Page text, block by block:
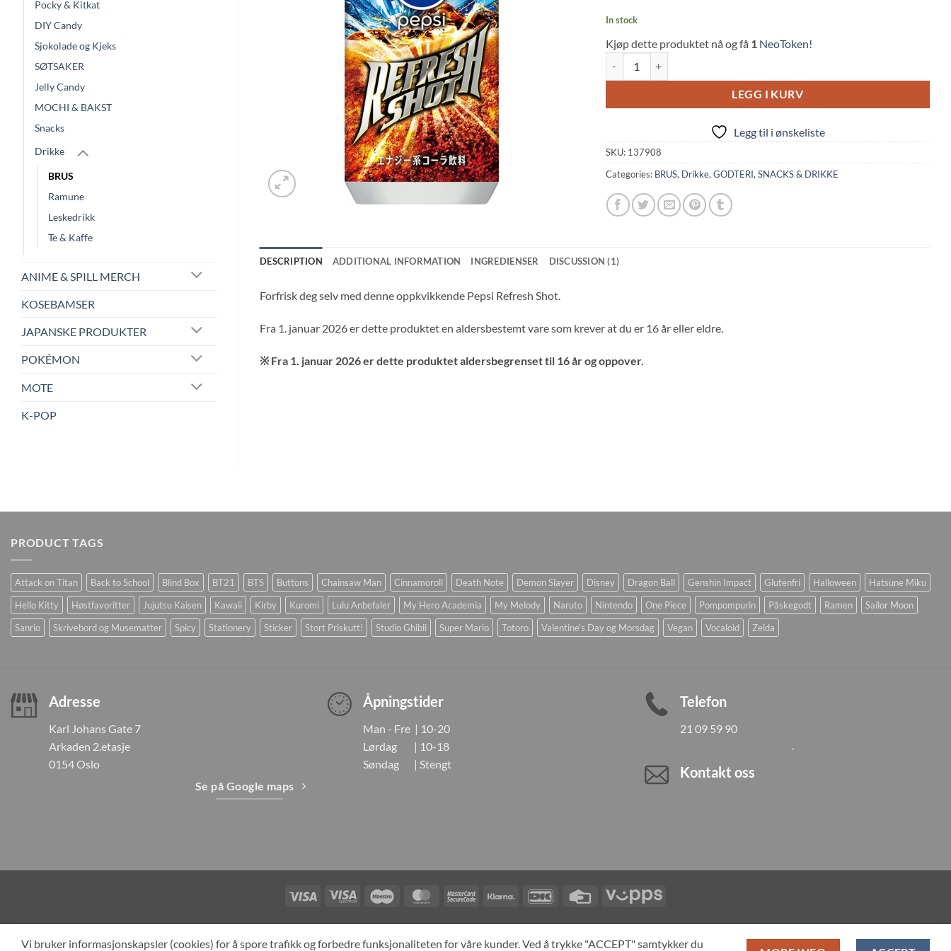
Pocky & Kitkat
DIY Candy
Sjokolade og Kjeks
SØTSAKER
Jelly Candy
MOCHI & BAKST
Snacks
Drikke
BRUS
Ramune
Leskedrikk
Te & Kaffe
ANIME & SPILL MERCH
KOSEBAMSER
JAPANSKE PRODUKTER
POKÉMON
MOTE
K-POP
In stock
Kjøp dette produktet nå og få 1 NeoToken!
LEGG I KURV
Legg til i ønskeliste
SKU: 137908
Categories: BRUS, Drikke, GODTERI, SNACKS & DRIKKE
DESCRIPTION ADDITIONAL INFORMATION INGREDIENSER DISCUSSION (1)
Forfrisk deg selv med denne oppkvikkende Pepsi Refresh Shot.
Fra 1. januar 2026 er dette produktet en aldersbestemt vare som krever at du er 16 år eller eldre.
※ Fra 1. januar 2026 er dette produktet aldersbegrenset til 16 år og oppover.
PRODUCT TAGS
Attack on Titan Back to School Blind Box BT21 BTS Buttons Chainsaw Man Cinnamoroll Death Note Demon Slayer Disney Dragon Ball Genshin Impact Glutenfri Halloween
Hatsune Miku
Hello Kitty
Høstfavoritter Jujutsu Kaisen Kawaii Kirby Kuromi Lulu Anbefaler My Hero Academia My Melody Naruto Nintendo One Piece Pompompurin Påskegodt Ramen
Sailor Moon
Sanrio
Skrivebord og Musematter Spicy Stationery Sticker Stort Priskutt! Studio Ghibli Super Mario Totoro Valentine's Day og Morsdag Vegan Vocaloid Zelda
Adresse
Karl Johans Gate 7
Arkaden 2.etasje
0154 Oslo
Se på Google maps
Åpningstider
Man - Fre | 10-20
Lørdag | 10-18
Søndag | Stengt
Telefon
21 09 59 90
Kontakt oss
Visa
Visa
Maestro MasterCardMasterCardKlarna DanKort
Credit
Vipps
TILBAKEKALLINGER KONTAKT OSS OM OSS SPESIALBESTILLING MIN KONTO ALL PRODUCTS
Vi bruker informasjonskapsler (cookies) for å spore trafikk og forbedre funksjonaliteten for våre kunder. Ved å trykke "ACCEPT" samtykker du